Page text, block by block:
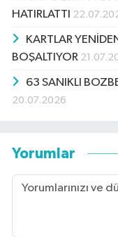
HATIRLATTI
KARTLAR
BOŞALTIYOR
63 SANIKLI
20.07.2026
Yorumlar